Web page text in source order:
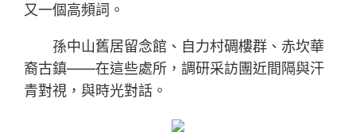
又一個高頻詞。
孫中山舊居留念館、自力村碉樓群、赤坎華
裔古鎮——在這些處所，調研采訪團近間隔與汗
青對視，與時光對話。